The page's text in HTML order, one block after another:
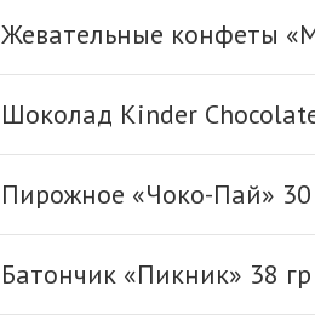
Жевательные конфеты
Шоколад Kinder
Пирожное «Чоко-Пай» 30
Батончик «Пикник» 38 гр